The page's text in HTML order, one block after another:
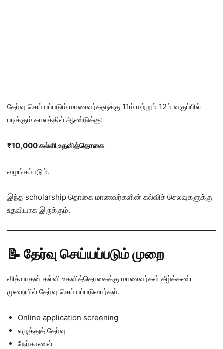
தேர்வு செய்யப்படும் மாணவர்களுக்கு 11ம் மற்றும் 12ம் வகுப்பில்
படிக்கும் காலத்தில் ஆண்டுக்கு:
₹10,000 கல்வி உதவித்தொகை
வழங்கப்படும்.
இந்த scholarship தொகை மாணவர்களின் கல்விச் செலவுகளுக்கு
உதவியாக இருக்கும்.
📝 தேர்வு செய்யப்படும் முறை
வித்யாதன் கல்வி உதவித்தொகைக்கு மாணவர்கள் கீழ்க்கண்ட
முறையில் தேர்வு செய்யப்படுவார்கள்.
Online application screening
எழுத்துத் தேர்வு
நேர்காணல்